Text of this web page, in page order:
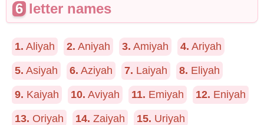
6 letter names
1. Aliyah 2. Aniyah 3. Amiyah 4. Ariyah
5. Asiyah 6. Aziyah 7. Laiyah 8. Eliyah
9. Kaiyah 10. Aviyah 11. Emiyah 12. Eniyah
13. Oriyah 14. Zaiyah 15. Uriyah